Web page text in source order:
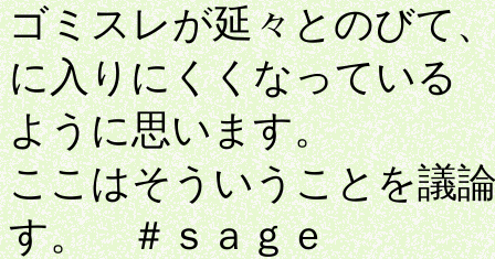
ゴミスレが延々とのびて
に入りにくくなっている
ように思います。
ここはそういうことを議
す。 ＃ｓａｇｅ